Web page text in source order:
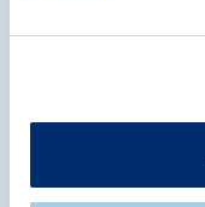
Bekijk ook de